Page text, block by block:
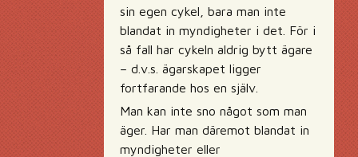
sin egen cykel, bara man inte
blandat in myndigheter i det. För i
så fall har cykeln aldrig bytt ägare
– d.v.s. ägarskapet ligger
fortfarande hos en själv.
Man kan inte sno något som man
äger. Har man däremot blandat in
myndigheter eller